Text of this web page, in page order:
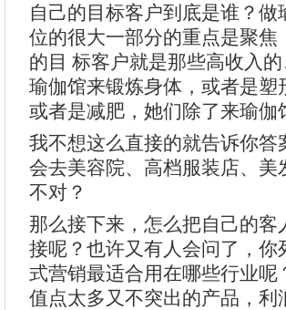
自己的目标客户到底是谁？
位的很大一部分的重点是聚
的目 标客户就是那些高收入
瑜伽馆来锻炼身体，或者是
或者是减肥，她们除了来瑜
我不想这么直接的就告诉你
会去美容院、高档服装店、
不对？
那么接下来，怎么把自己的
接呢？也许又有人会问了，
式营销最适合用在哪些行业
值点太多又不突出的产品，